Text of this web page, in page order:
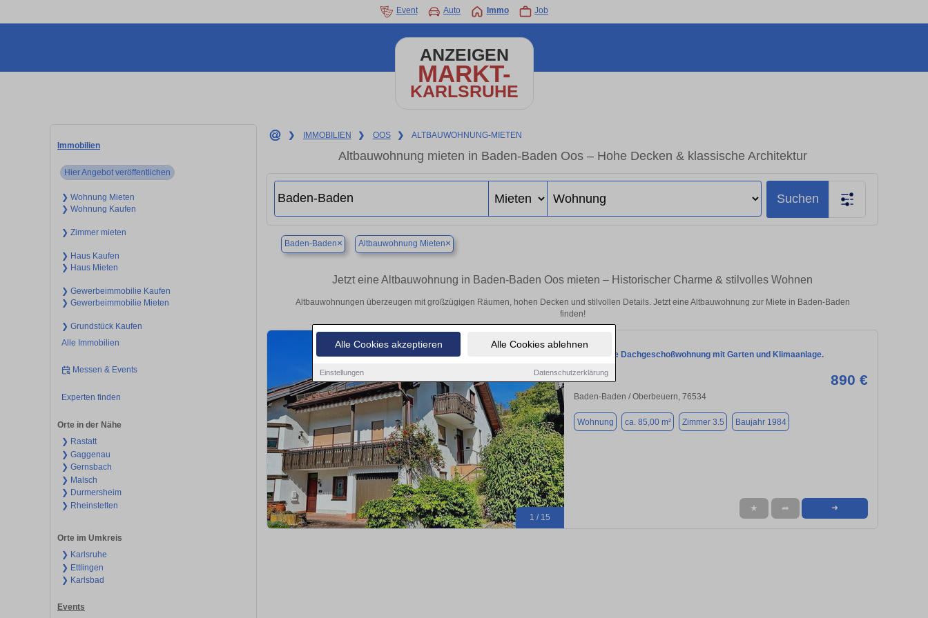
Alle Cookies akzeptieren Alle Cookies ablehnen
Einstellungen Datenschutzerklärung
Event Auto Immo Job
ANZEIGEN
MARKT-
KARLSRUHE
Immobilien
Hier Angebot veröffentlichen
❯ Wohnung Mieten
❯ Wohnung Kaufen
❯ Zimmer mieten
❯ Haus Kaufen
❯ Haus Mieten
❯ Gewerbeimmobilie Kaufen
❯ Gewerbeimmobilie Mieten
❯ Grundstück Kaufen
Alle Immobilien
Messen & Events
Experten finden
Orte in der Nähe
❯ Rastatt
❯ Gaggenau
❯ Gernsbach
❯ Malsch
❯ Durmersheim
❯ Rheinstetten
Orte im Umkreis
❯ Karlsruhe
❯ Ettlingen
❯ Karlsbad
Events
❯ IMMOBILIEN ❯ OOS ❯ ALTBAUWOHNUNG-MIETEN
Altbauwohnung mieten in Baden-Baden Oos – Hohe Decken & klassische Architektur
Suchen
Baden-Baden× Altbauwohnung Mieten×
Jetzt eine Altbauwohnung in Baden-Baden Oos mieten – Historischer Charme & stilvolles Wohnen
Altbauwohnungen überzeugen mit großzügigen Räumen, hohen Decken und stilvollen Details. Jetzt eine Altbauwohnung zur Miete in Baden-Baden
finden!
1 / 15
Großzügige Dachgeschoßwohnung mit Garten und Klimaanlage.
890 €
Baden-Baden / Oberbeuern, 76534
Wohnung ca. 85,00 m² Zimmer 3.5 Baujahr 1984
★ ➦ ➜